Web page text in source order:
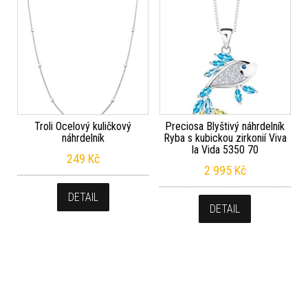
Troli Ocelový kuličkový
náhrdelník
249 Kč
DETAIL
Preciosa Blyštivý náhrdelník
Ryba s kubickou zirkonií Viva
la Vida 5350 70
2 995 Kč
DETAIL